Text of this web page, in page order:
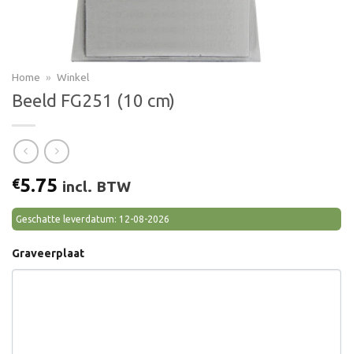
Home » Winkel
Beeld FG251 (10 cm)
€5.75 incl. BTW
Geschatte leverdatum: 12-08-2026
Graveerplaat